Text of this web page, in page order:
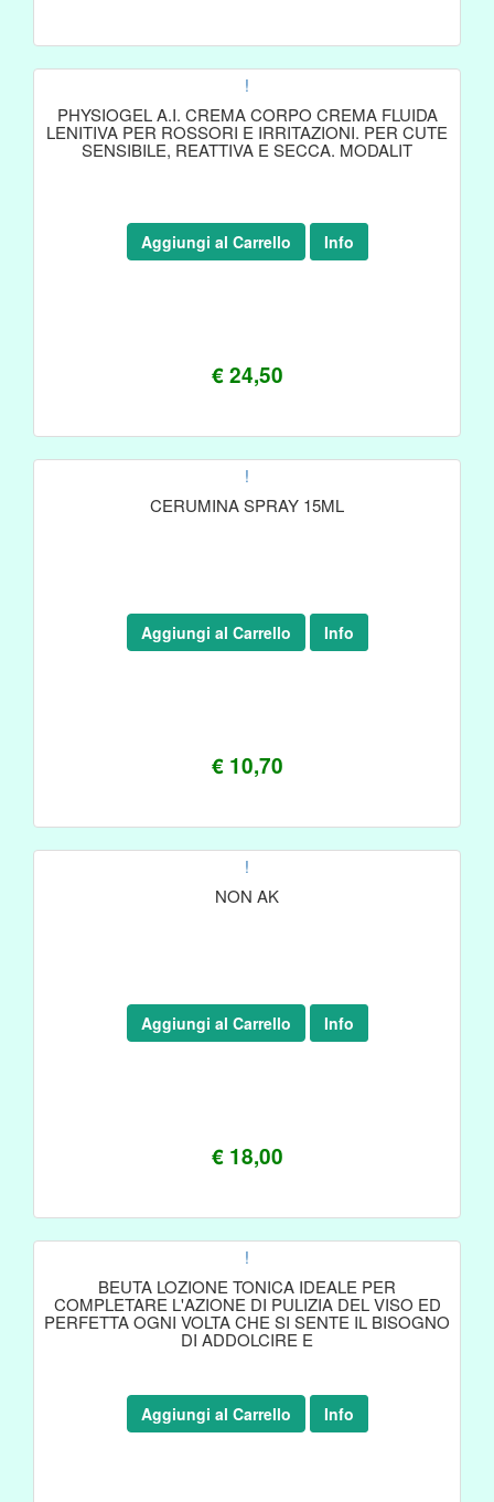
!
PHYSIOGEL A.I. CREMA CORPO CREMA FLUIDA
LENITIVA PER ROSSORI E IRRITAZIONI. PER CUTE
SENSIBILE, REATTIVA E SECCA. MODALIT
€ 24,50
Aggiungi al Carrello Info
!
CERUMINA SPRAY 15ML
€ 10,70
Aggiungi al Carrello Info
!
NON AK
€ 18,00
Aggiungi al Carrello Info
!
BEUTA LOZIONE TONICA IDEALE PER
COMPLETARE L'AZIONE DI PULIZIA DEL VISO ED
PERFETTA OGNI VOLTA CHE SI SENTE IL BISOGNO
DI ADDOLCIRE E
Aggiungi al Carrello Info